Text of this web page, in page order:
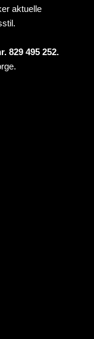
aktuelle
829 495 252.